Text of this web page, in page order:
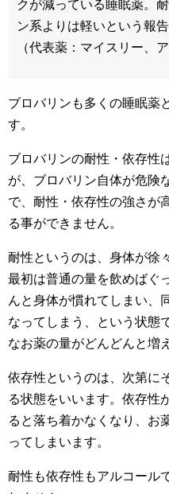
クが減っている睡眠薬。
ン系よりは軽いという報告
（代表薬：マイスリー、
ブロバリンも多くの睡眠薬
す。
ブロバリンの耐性・依存性
が、ブロバリン自体が危険
で、耐性・依存性の強さが
る事ができません。
耐性というのは、身体が徐
最初は普通の量を飲めばぐ
んと身体が慣れてしまい、
なってしまう、という状態
なお薬の量がどんどんと増
依存性というのは、次第に
る状態をいいます。依存性
ると落ち着かなくなり、お
ってしまいます。
耐性も依存性もアルコール